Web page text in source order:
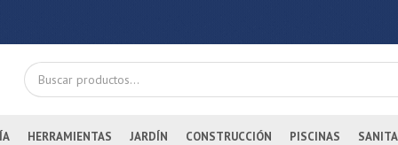
HERRAMIENTAS JARDÍN CONSTRUCCIÓN PISCINAS